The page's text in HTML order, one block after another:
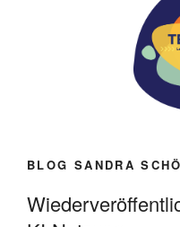
BLOG SANDRA